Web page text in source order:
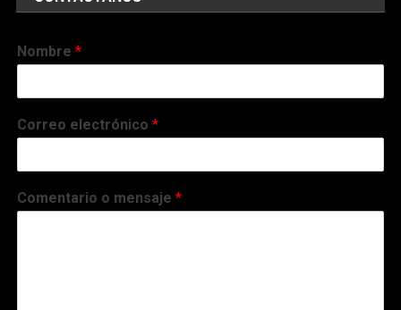
Nombre*
Correo electrónico*
Comentario o mensaje*